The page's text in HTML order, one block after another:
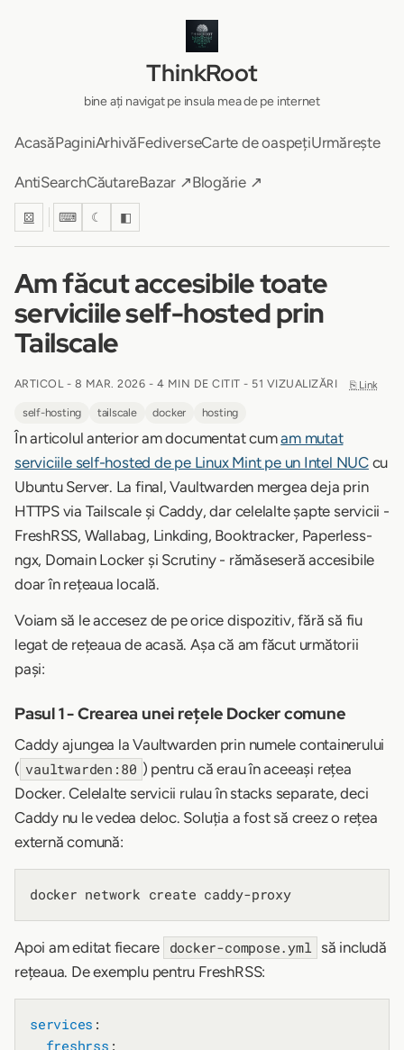
ThinkRoot
bine ați navigat pe insula mea de pe internet
AcasăPaginiArhivăFediverseCarte de oaspețiUrmărește
AntiSearchCăutareBazar ↗Blogărie ↗
⚄ ⌨ ☾ ◧
Am făcut accesibile toate
serviciile self-hosted prin
Tailscale
ARTICOL - 8 MAR. 2026 - 4 MIN DE CITIT - 51 VIZUALIZĂRI ⎘ Link
self-hosting tailscale docker hosting
În articolul anterior am documentat cumam mutat
serviciile self-hosted de pe Linux Mint pe un Intel NUCcu
Ubuntu Server. La final, Vaultwarden mergea deja prin
HTTPS via Tailscale și Caddy, dar celelalte șapte servicii -
FreshRSS, Wallabag, Linkding, Booktracker, Paperless-
ngx, Domain Locker și Scrutiny - rămăseseră accesibile
doar în rețeaua locală.
Voiam să le accesez de pe orice dispozitiv, fără să fiu
legat de rețeaua de acasă. Așa că am făcut următorii
pași:
Pasul 1 - Crearea unei rețele Docker comune
Caddy ajungea la Vaultwarden prin numele containerului
( vaultwarden:80 ) pentru că erau în aceeași rețea
Docker. Celelalte servicii rulau în stacks separate, deci
Caddy nu le vedea deloc. Soluția a fost să creez o rețea
externă comună:
docker network create caddy-proxy
Apoi am editat fiecare docker-compose.yml
să includă
rețeaua. De exemplu pentru FreshRSS:
services :
freshrss :